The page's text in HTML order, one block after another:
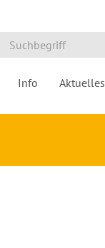
Info Aktuelles